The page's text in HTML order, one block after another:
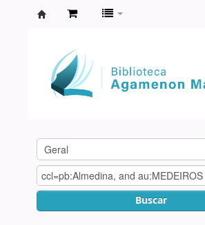
Agamenon
Magalhães
Buscar